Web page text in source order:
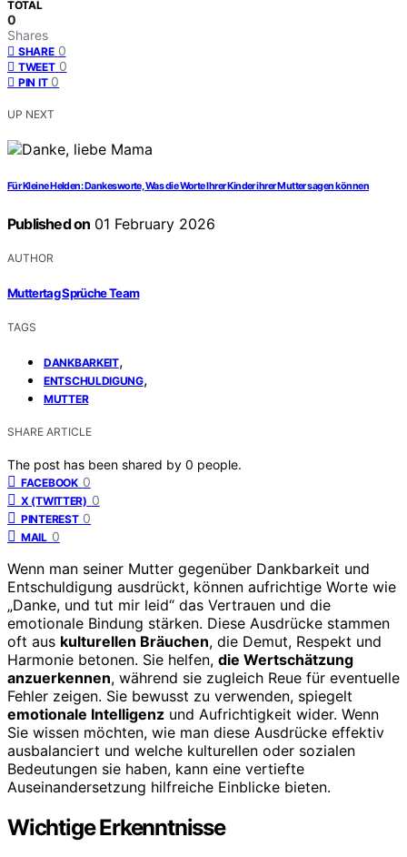
TOTAL
0
Shares
SHARE 0
TWEET 0
PIN IT 0
UP NEXT
Für Kleine Helden: Dankesworte, Was die Worte Ihrer Kinder ihrer Mutter sagen können
Published on 01 February 2026
AUTHOR
Muttertag Sprüche Team
TAGS
DANKBARKEIT,
ENTSCHULDIGUNG,
MUTTER
SHARE ARTICLE
The post has been shared by 0 people.
FACEBOOK 0
X (TWITTER) 0
PINTEREST 0
MAIL 0
Wenn man seiner Mutter gegenüber Dankbarkeit und
Entschuldigung ausdrückt, können aufrichtige Worte wie
„Danke, und tut mir leid“ das Vertrauen und die
emotionale Bindung stärken. Diese Ausdrücke stammen
oft aus kulturellen Bräuchen, die Demut, Respekt und
Harmonie betonen. Sie helfen, die Wertschätzung
anzuerkennen, während sie zugleich Reue für eventuelle
Fehler zeigen. Sie bewusst zu verwenden, spiegelt
emotionale Intelligenz und Aufrichtigkeit wider. Wenn
Sie wissen möchten, wie man diese Ausdrücke effektiv
ausbalanciert und welche kulturellen oder sozialen
Bedeutungen sie haben, kann eine vertiefte
Auseinandersetzung hilfreiche Einblicke bieten.
Wichtige Erkenntnisse